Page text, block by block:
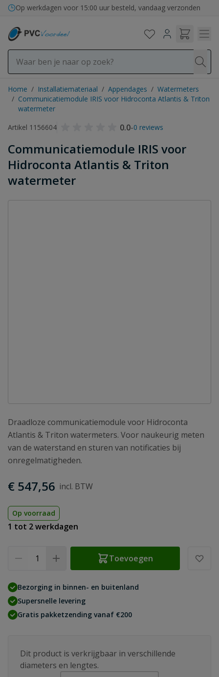
Ga naar de inhoud
Op werkdagen voor 15:00 uur besteld, vandaag verzonden
Home / Installatiemateriaal / Appendages / Watermeters
/ Communicatiemodule IRIS voor Hidroconta Atlantis & Triton
watermeter
Artikel 1156604
0.0-0 reviews
Communicatiemodule IRIS voor
Hidroconta Atlantis & Triton
watermeter
Draadloze communicatiemodule voor Hidroconta
Atlantis & Triton watermeters. Voor naukeurig meten
van de waterstand en sturen van notificaties bij
onregelmatigheden.
€ 547,56
Op voorraad
1 tot 2 werkdagen
Toevoegen
Bezorging in binnen- en buitenland
Supersnelle levering
Gratis pakketzending vanaf €200
Dit product is verkrijgbaar in verschillende
diameters en lengtes.